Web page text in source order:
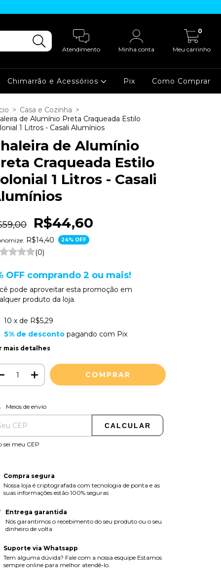
Atendimento Minha conta Meu carrinho
0
Chimarrão e Acessórios Pix Como Comprar
> Casa e Cozinha >
de Alumínio Preta Craqueada Estilo
1 Litros - Casali Alumínios
de Alumínio
Craqueada Estilo
1 Litros - Casali
R$44,60
R$14,40 24% OFF
(0)
OFF comprando 2 ou mais!
pode aproveitar esta promoção em
produto da loja.
10 x de R$5,29
5% de descontopagando com Pix
mais detalhes
para o CEP:
Meios de envio
CALCULAR
sei meu CEP
Compra segura
Nossa loja é criptografada com tecnologia de ponta e as
suas informações estão 100% seguras
Entrega garantida
Nós garantimos o recebimento do seu produto ou o seu
dinheiro de volta
Suporte via Whatsapp
Tem alguma dúvida? Fale com a nossa esquipe Estamos
sempre online para melhor atendê-lo.